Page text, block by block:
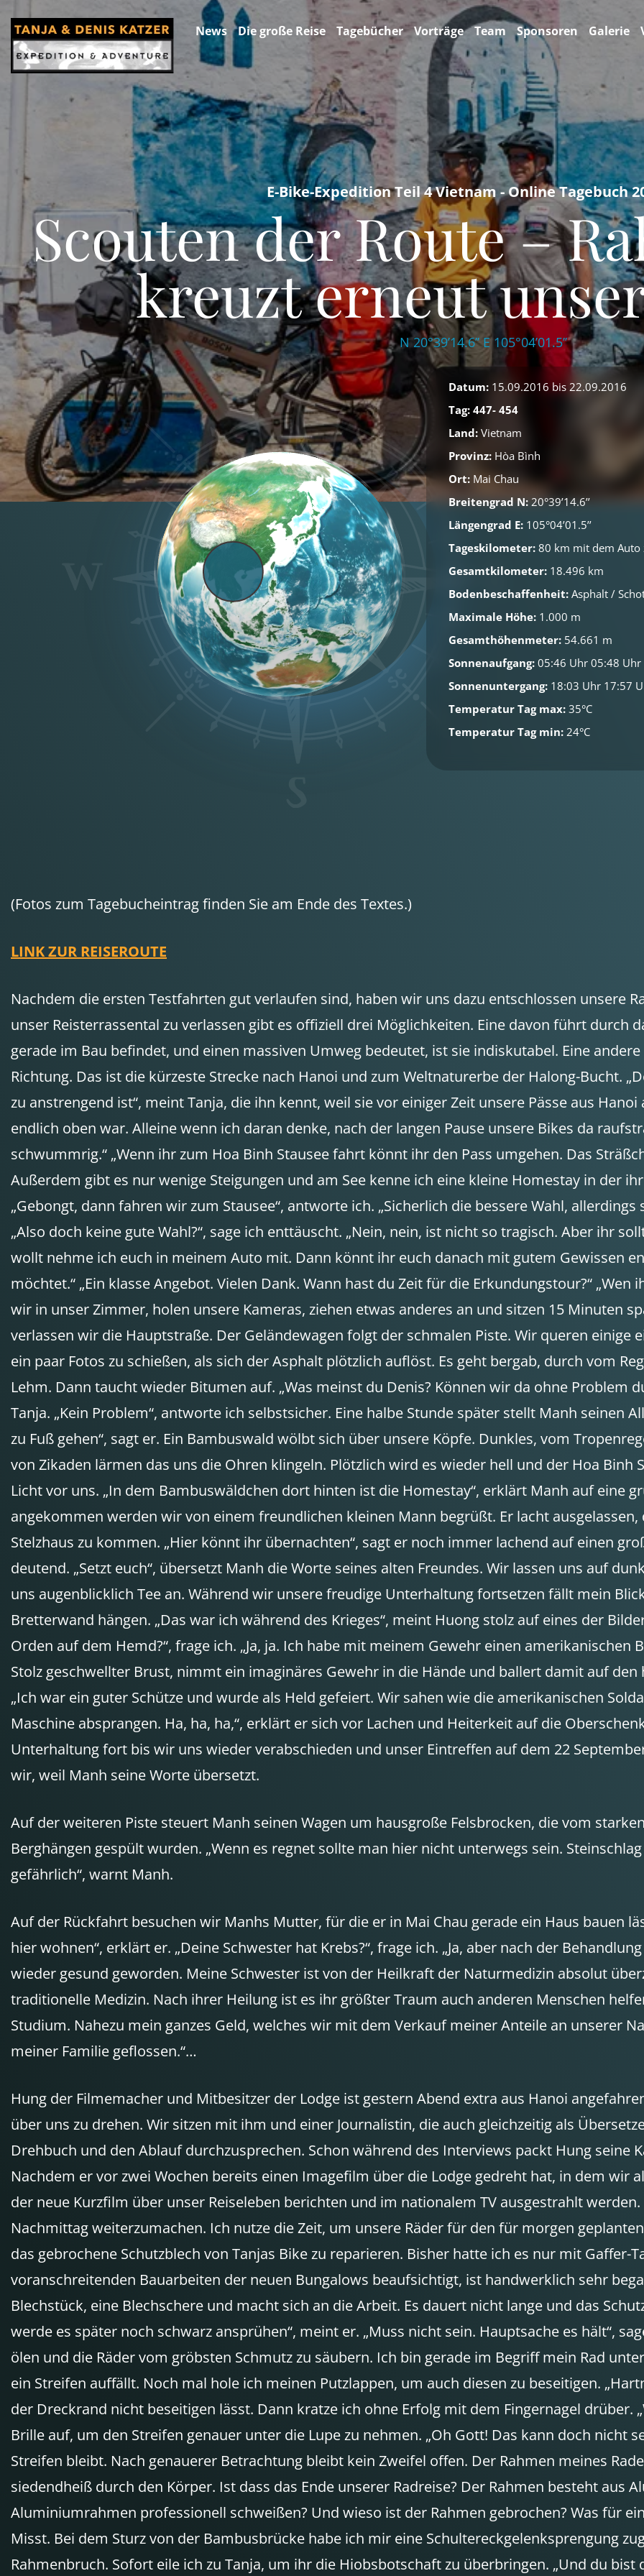
News Die große Reise Tagebücher Vorträge Team Sponsoren Galerie
E-Bike-Expedition Teil 4 Vietnam - Online Tagebuch
Scouten der Route –
kreuzt erneut
N 20°39’14.6’’ E 105°04’01.5’’
Datum: 15.09.2016 bis 22.09.2016
Tag: 447- 454
Land: Vietnam
Provinz: Hòa Bình
Ort: Mai Chau
Breitengrad N: 20°39’14.6’’
Längengrad E: 105°04’01.5’’
Tageskilometer: 80 km mit dem Auto
Gesamtkilometer: 18.496 km
Bodenbeschaffenheit: Asphalt /
Maximale Höhe: 1.000 m
Gesamthöhenmeter: 54.661 m
Sonnenaufgang: 05:46 Uhr 05:48 Uhr
Sonnenuntergang: 18:03 Uhr 17:57
Temperatur Tag max: 35°C
Temperatur Tag min: 24°C
(Fotos zum Tagebucheintrag finden Sie am Ende des Textes.)
LINK ZUR REISEROUTE
Nachdem die ersten Testfahrten gut verlaufen sind, haben wir uns dazu entschlossen unsere
unser Reisterrassental zu verlassen gibt es offiziell drei Möglichkeiten. Eine davon führt durch
gerade im Bau befindet, und einen massiven Umweg bedeutet, ist sie indiskutabel. Eine
Richtung. Das ist die kürzeste Strecke nach Hanoi und zum Weltnaturerbe der Halong-Bucht.
zu anstrengend ist“, meint Tanja, die ihn kennt, weil sie vor einiger Zeit unsere Pässe aus
endlich oben war. Alleine wenn ich daran denke, nach der langen Pause unsere Bikes da
schwummrig.“ „Wenn ihr zum Hoa Binh Stausee fahrt könnt ihr den Pass umgehen. Das
Außerdem gibt es nur wenige Steigungen und am See kenne ich eine kleine Homestay in der
„Gebongt, dann fahren wir zum Stausee“, antworte ich. „Sicherlich die bessere Wahl,
„Also doch keine gute Wahl?“, sage ich enttäuscht. „Nein, nein, ist nicht so tragisch. Aber ihr
wollt nehme ich euch in meinem Auto mit. Dann könnt ihr euch danach mit gutem Gewissen
möchtet.“ „Ein klasse Angebot. Vielen Dank. Wann hast du Zeit für die Erkundungstour?“
wir in unser Zimmer, holen unsere Kameras, ziehen etwas anderes an und sitzen 15 Minuten
verlassen wir die Hauptstraße. Der Geländewagen folgt der schmalen Piste. Wir queren einige
ein paar Fotos zu schießen, als sich der Asphalt plötzlich auflöst. Es geht bergab, durch vom
Lehm. Dann taucht wieder Bitumen auf. „Was meinst du Denis? Können wir da ohne Problem
Tanja. „Kein Problem“, antworte ich selbstsicher. Eine halbe Stunde später stellt Manh seinen
zu Fuß gehen“, sagt er. Ein Bambuswald wölbt sich über unsere Köpfe. Dunkles, vom
von Zikaden lärmen das uns die Ohren klingeln. Plötzlich wird es wieder hell und der Hoa Binh
Licht vor uns. „In dem Bambuswäldchen dort hinten ist die Homestay“, erklärt Manh auf eine
angekommen werden wir von einem freundlichen kleinen Mann begrüßt. Er lacht
Stelzhaus zu kommen. „Hier könnt ihr übernachten“, sagt er noch immer lachend auf einen
deutend. „Setzt euch“, übersetzt Manh die Worte seines alten Freundes. Wir lassen uns auf
uns augenblicklich Tee an. Während wir unsere freudige Unterhaltung fortsetzen fällt mein
Bretterwand hängen. „Das war ich während des Krieges“, meint Huong stolz auf eines der
Orden auf dem Hemd?“, frage ich. „Ja, ja. Ich habe mit meinem Gewehr einen
Stolz geschwellter Brust, nimmt ein imaginäres Gewehr in die Hände und ballert damit auf den
„Ich war ein guter Schütze und wurde als Held gefeiert. Wir sahen wie die amerikanischen
Maschine absprangen. Ha, ha, ha,“, erklärt er sich vor Lachen und Heiterkeit auf die
Unterhaltung fort bis wir uns wieder verabschieden und unser Eintreffen auf dem 22
wir, weil Manh seine Worte übersetzt.
Auf der weiteren Piste steuert Manh seinen Wagen um hausgroße Felsbrocken, die vom
Berghängen gespült wurden. „Wenn es regnet sollte man hier nicht unterwegs sein.
gefährlich“, warnt Manh.
Auf der Rückfahrt besuchen wir Manhs Mutter, für die er in Mai Chau gerade ein Haus bauen
hier wohnen“, erklärt er. „Deine Schwester hat Krebs?“, frage ich. „Ja, aber nach der
wieder gesund geworden. Meine Schwester ist von der Heilkraft der Naturmedizin absolut
traditionelle Medizin. Nach ihrer Heilung ist es ihr größter Traum auch anderen Menschen
Studium. Nahezu mein ganzes Geld, welches wir mit dem Verkauf meiner Anteile an unserer
meiner Familie geflossen.“…
Hung der Filmemacher und Mitbesitzer der Lodge ist gestern Abend extra aus Hanoi
über uns zu drehen. Wir sitzen mit ihm und einer Journalistin, die auch gleichzeitig als
Drehbuch und den Ablauf durchzusprechen. Schon während des Interviews packt Hung seine
Nachdem er vor zwei Wochen bereits einen Imagefilm über die Lodge gedreht hat, in dem wir
der neue Kurzfilm über unser Reiseleben berichten und im nationalem TV ausgestrahlt
Nachmittag weiterzumachen. Ich nutze die Zeit, um unsere Räder für den für morgen
das gebrochene Schutzblech von Tanjas Bike zu reparieren. Bisher hatte ich es nur mit
voranschreitenden Bauarbeiten der neuen Bungalows beaufsichtigt, ist handwerklich sehr
Blechstück, eine Blechschere und macht sich an die Arbeit. Es dauert nicht lange und das
werde es später noch schwarz ansprühen“, meint er. „Muss nicht sein. Hauptsache es hält“,
ölen und die Räder vom gröbsten Schmutz zu säubern. Ich bin gerade im Begriff mein Rad
ein Streifen auffällt. Noch mal hole ich meinen Putzlappen, um auch diesen zu beseitigen.
der Dreckrand nicht beseitigen lässt. Dann kratze ich ohne Erfolg mit dem Fingernagel drüber.
Brille auf, um den Streifen genauer unter die Lupe zu nehmen. „Oh Gott! Das kann doch nicht
Streifen bleibt. Nach genauerer Betrachtung bleibt kein Zweifel offen. Der Rahmen meines
siedendheiß durch den Körper. Ist dass das Ende unserer Radreise? Der Rahmen besteht aus
Aluminiumrahmen professionell schweißen? Und wieso ist der Rahmen gebrochen? Was für
Misst. Bei dem Sturz von der Bambusbrücke habe ich mir eine Schultereckgelenksprengung
Rahmenbruch. Sofort eile ich zu Tanja, um ihr die Hiobsbotschaft zu überbringen. „Und du